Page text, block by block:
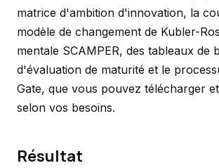
matrice d'ambition d'innovation, la
modèle de changement de Kubler-
mentale SCAMPER, des tableaux de
d'évaluation de maturité et le
Gate, que vous pouvez télécharger
selon vos besoins.
Résultat